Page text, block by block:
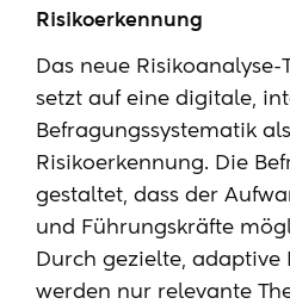
Risikoerkennung
Das neue Risikoanalyse-
setzt auf eine digitale,
Befragungssystematik
Risikoerkennung. Die
gestaltet, dass der
und Führungskräfte
Durch gezielte, adaptive
werden nur relevante